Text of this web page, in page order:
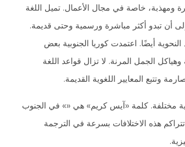
ومهذبة، خاصة في مجال الأعمال. تميل اللغة
إلى أن تبدو أكثر مباشرة ورسمية وحتى قديمة.
النحوية أيضًا. اعتمدت كوريا الجنوبية بعض
الجمل المرنة. لا تزال قواعد اللغة
وتتبع المعايير اللغوية القديمة.
مختلفة. كلمة «آيس كريم» هي «» في الجنوب
هذه الاختلافات بسرعة في الترجمة